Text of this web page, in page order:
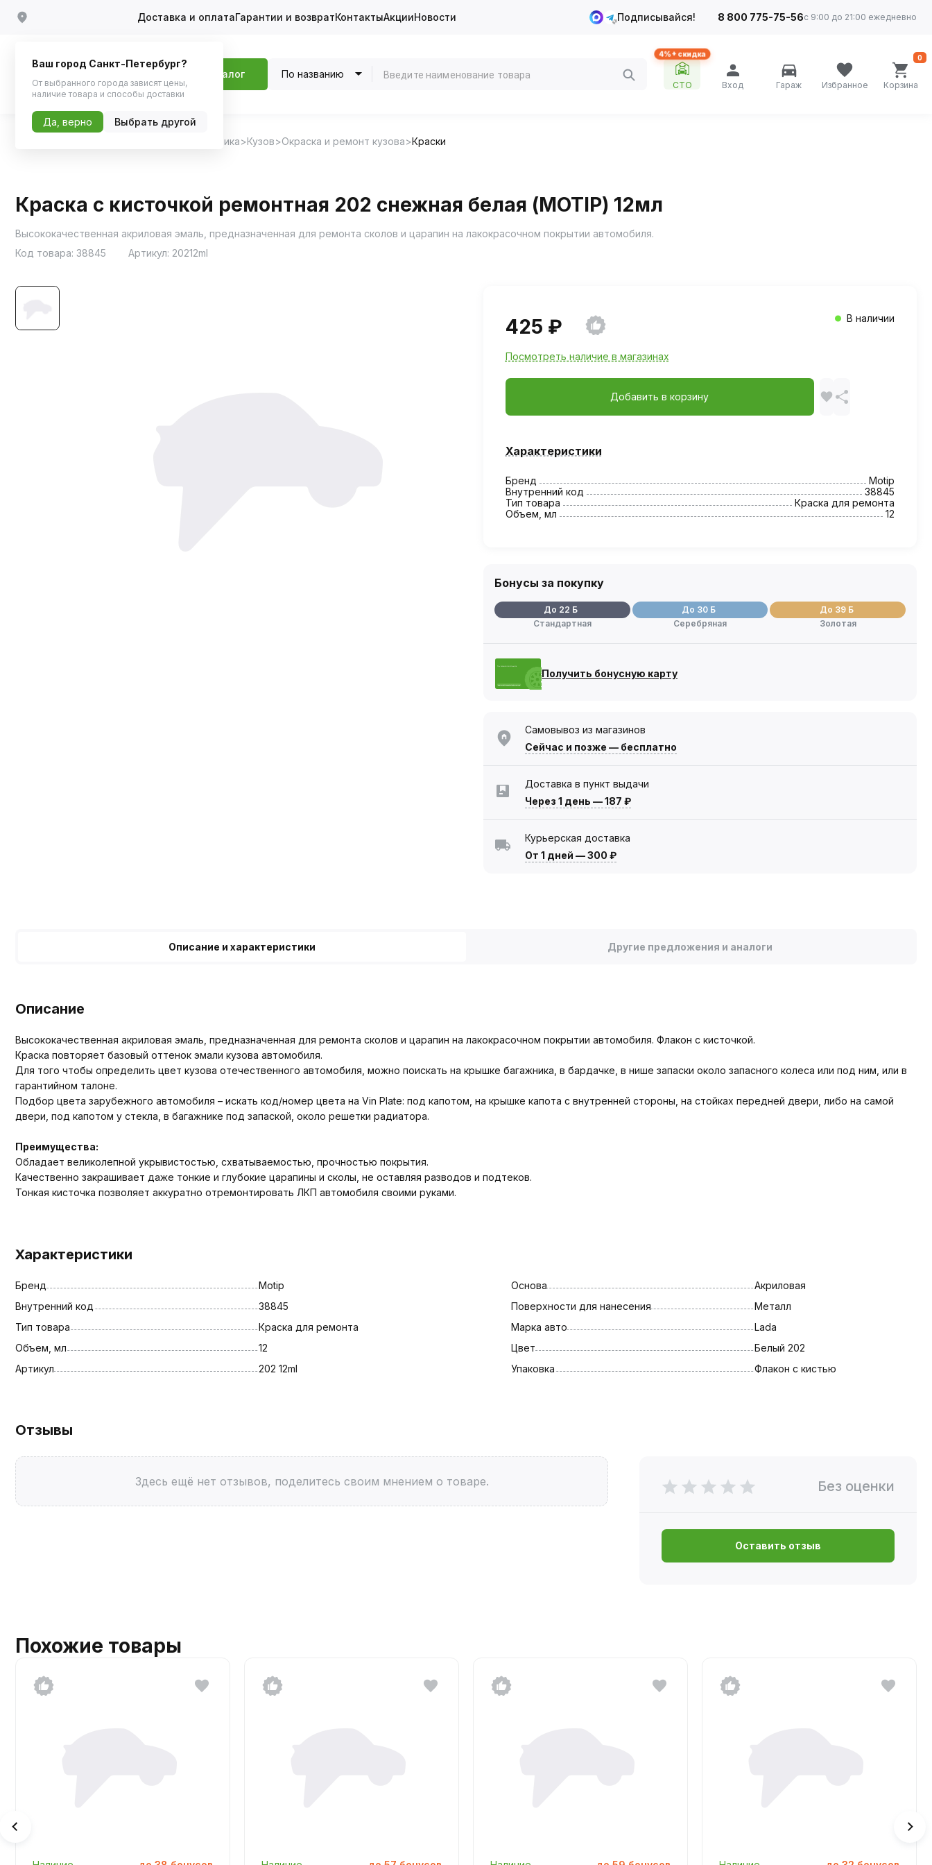
Доставка и оплатаГарантии и возвратКонтактыАкцииНовости Подписывайся! 8 800 775-75-56с 9:00 до 21:00 ежедневно
Каталог По названию
4%+ скидка
СТО Вход Гараж Избранное Корзина
0
Автохимия, Автокосметика Кузов Окраска и ремонт кузова Краски
Краска с кисточкой ремонтная 202 снежная белая (MOTIP) 12мл
Высококачественная акриловая эмаль, предназначенная для ремонта сколов и царапин на лакокрасочном покрытии автомобиля.
Код товара: 38845 Артикул: 20212ml
425 ₽ В наличии
Посмотреть наличие в магазинах
Добавить в корзину
Характеристики
Бренд
Motip
Внутренний код
38845
Тип товара
Краска для ремонта
Объем, мл
12
Бонусы за покупку
До 22 Б
Стандартная
До 30 Б
Серебряная
До 39 Б
Золотая
Получить бонусную карту
Самовывоз из магазинов
Сейчас и позже — бесплатно
Доставка в пункт выдачи
Через 1 день —187 ₽
Курьерская доставка
От 1 дней —300 ₽
Описание и характеристики Другие предложения и аналоги
Описание
Высококачественная акриловая эмаль, предназначенная для ремонта сколов и царапин на лакокрасочном покрытии автомобиля. Флакон с кисточкой.
Краска повторяет базовый оттенок эмали кузова автомобиля.
Для того чтобы определить цвет кузова отечественного автомобиля, можно поискать на крышке багажника, в бардачке, в нише запаски около запасного колеса или под ним, или в
гарантийном талоне.
Подбор цвета зарубежного автомобиля – искать код/номер цвета на Vin Plate: под капотом, на крышке капота с внутренней стороны, на стойках передней двери, либо на самой
двери, под капотом у стекла, в багажнике под запаской, около решетки радиатора.
Преимущества:
Обладает великолепной укрывистостью, схватываемостью, прочностью покрытия.
Качественно закрашивает даже тонкие и глубокие царапины и сколы, не оставляя разводов и подтеков.
Тонкая кисточка позволяет аккуратно отремонтировать ЛКП автомобиля своими руками.
Характеристики
Бренд
Motip
Внутренний код
38845
Тип товара
Краска для ремонта
Объем, мл
12
Артикул
202 12ml
Основа
Акриловая
Поверхности для нанесения
Металл
Марка авто
Lada
Цвет
Белый 202
Упаковка
Флакон с кистью
Отзывы
Здесь ещё нет отзывов, поделитесь своим мнением о товаре. Без оценки
Оставить отзыв
Похожие товары
Ваш город Санкт-Петербург?
От выбранного города зависят цены,
наличие товара и способы доставки
Да, верно Выбрать другой